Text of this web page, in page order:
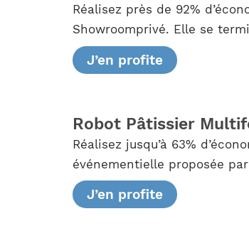
Réalisez près de 92%
Showroomprivé. Elle se
J’en profite
Robot Pâtissier
Réalisez jusqu’à 63%
événementielle proposée
J’en profite